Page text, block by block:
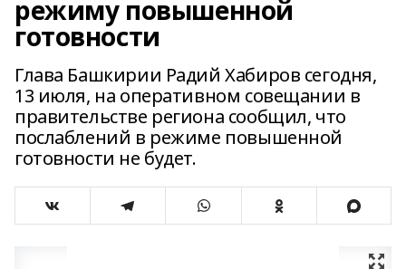
режиму повышенной
готовности
Глава Башкирии Радий Хабиров сегодня,
13 июля, на оперативном совещании в
правительстве региона сообщил, что
послаблений в режиме повышенной
готовности не будет.